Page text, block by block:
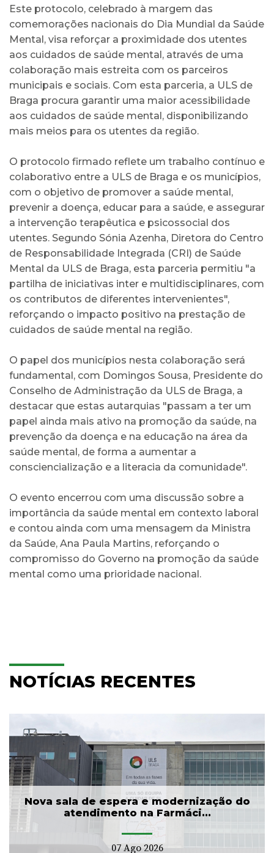
Este protocolo, celebrado à margem das
comemorações nacionais do Dia Mundial da Saúde
Mental, visa reforçar a proximidade dos utentes
aos cuidados de saúde mental, através de uma
colaboração mais estreita com os parceiros
municipais e sociais. Com esta parceria, a ULS de
Braga procura garantir uma maior acessibilidade
aos cuidados de saúde mental, disponibilizando
mais meios para os utentes da região.
O protocolo firmado reflete um trabalho contínuo e
colaborativo entre a ULS de Braga e os municípios,
com o objetivo de promover a saúde mental,
prevenir a doença, educar para a saúde, e assegurar
a intervenção terapêutica e psicossocial dos
utentes. Segundo Sónia Azenha, Diretora do Centro
de Responsabilidade Integrada (CRI) de Saúde
Mental da ULS de Braga, esta parceria permitiu "a
partilha de iniciativas inter e multidisciplinares, com
os contributos de diferentes intervenientes",
reforçando o impacto positivo na prestação de
cuidados de saúde mental na região.
O papel dos municípios nesta colaboração será
fundamental, com Domingos Sousa, Presidente do
Conselho de Administração da ULS de Braga, a
destacar que estas autarquias "passam a ter um
papel ainda mais ativo na promoção da saúde, na
prevenção da doença e na educação na área da
saúde mental, de forma a aumentar a
consciencialização e a literacia da comunidade".
O evento encerrou com uma discussão sobre a
importância da saúde mental em contexto laboral
e contou ainda com uma mensagem da Ministra
da Saúde, Ana Paula Martins, reforçando o
compromisso do Governo na promoção da saúde
mental como uma prioridade nacional.
NOTÍCIAS RECENTES
Nova sala de espera e modernização do
atendimento na Farmáci...
07 Ago 2026